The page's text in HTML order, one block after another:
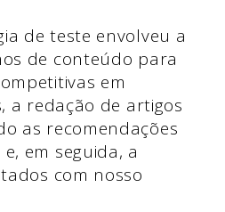
de teste envolveu a
de conteúdo para
em
a redação de artigos
as recomendações
em seguida, a
com nosso